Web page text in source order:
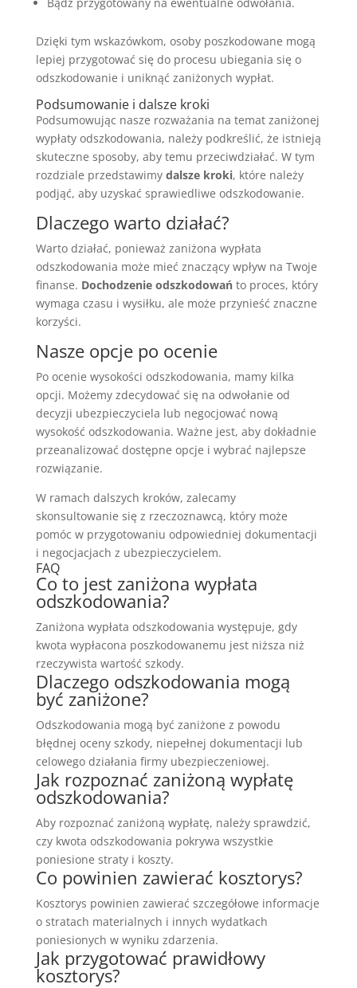
Dzięki tym wskazówkom, osoby poszkodowane mogą
lepiej przygotować się do procesu ubiegania się o
odszkodowanie i uniknąć zaniżonych wypłat.
Podsumowanie i dalsze kroki
Podsumowując nasze rozważania na temat zaniżonej
wypłaty odszkodowania, należy podkreślić, że istnieją
skuteczne sposoby, aby temu przeciwdziałać. W tym
rozdziale przedstawimy dalsze kroki, które należy
podjąć, aby uzyskać sprawiedliwe odszkodowanie.
Dlaczego warto działać?
Warto działać, ponieważ zaniżona wypłata
odszkodowania może mieć znaczący wpływ na Twoje
finanse. Dochodzenie odszkodowańto proces, który
wymaga czasu i wysiłku, ale może przynieść znaczne
korzyści.
Nasze opcje po ocenie
Po ocenie wysokości odszkodowania, mamy kilka
opcji. Możemy zdecydować się na odwołanie od
decyzji ubezpieczyciela lub negocjować nową
wysokość odszkodowania. Ważne jest, aby dokładnie
przeanalizować dostępne opcje i wybrać najlepsze
rozwiązanie.
W ramach dalszych kroków, zalecamy
skonsultowanie się z rzeczoznawcą, który może
pomóc w przygotowaniu odpowiedniej dokumentacji
i negocjacjach z ubezpieczycielem.
FAQ
Co to jest zaniżona wypłata
odszkodowania?
Zaniżona wypłata odszkodowania występuje, gdy
kwota wypłacona poszkodowanemu jest niższa niż
rzeczywista wartość szkody.
Dlaczego odszkodowania mogą
być zaniżone?
Odszkodowania mogą być zaniżone z powodu
błędnej oceny szkody, niepełnej dokumentacji lub
celowego działania firmy ubezpieczeniowej.
Jak rozpoznać zaniżoną wypłatę
odszkodowania?
Aby rozpoznać zaniżoną wypłatę, należy sprawdzić,
czy kwota odszkodowania pokrywa wszystkie
poniesione straty i koszty.
Co powinien zawierać kosztorys?
Kosztorys powinien zawierać szczegółowe informacje
o stratach materialnych i innych wydatkach
poniesionych w wyniku zdarzenia.
Jak przygotować prawidłowy
kosztorys?